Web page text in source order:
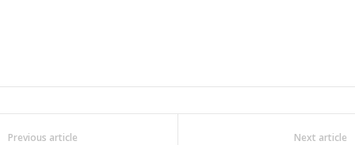
Previous article Next article